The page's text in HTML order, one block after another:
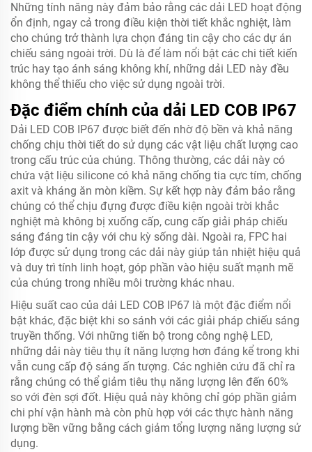
Những tính năng này đảm bảo rằng các dải LED hoạt động
ổn định, ngay cả trong điều kiện thời tiết khắc nghiệt, làm
cho chúng trở thành lựa chọn đáng tin cậy cho các dự án
chiếu sáng ngoài trời. Dù là để làm nổi bật các chi tiết kiến
trúc hay tạo ánh sáng không khí, những dải LED này đều
không thể thiếu cho việc sử dụng ngoài trời.
Đặc điểm chính của dải LED COB IP67
Dải LED COB IP67 được biết đến nhờ độ bền và khả năng
chống chịu thời tiết do sử dụng các vật liệu chất lượng cao
trong cấu trúc của chúng. Thông thường, các dải này có
chứa vật liệu silicone có khả năng chống tia cực tím, chống
axit và kháng ăn mòn kiềm. Sự kết hợp này đảm bảo rằng
chúng có thể chịu đựng được điều kiện ngoài trời khắc
nghiệt mà không bị xuống cấp, cung cấp giải pháp chiếu
sáng đáng tin cậy với chu kỳ sống dài. Ngoài ra, FPC hai
lớp được sử dụng trong các dải này giúp tản nhiệt hiệu quả
và duy trì tính linh hoạt, góp phần vào hiệu suất mạnh mẽ
của chúng trong nhiều môi trường khác nhau.
Hiệu suất cao của dải LED COB IP67 là một đặc điểm nổi
bật khác, đặc biệt khi so sánh với các giải pháp chiếu sáng
truyền thống. Với những tiến bộ trong công nghệ LED,
những dải này tiêu thụ ít năng lượng hơn đáng kể trong khi
vẫn cung cấp độ sáng ấn tượng. Các nghiên cứu đã chỉ ra
rằng chúng có thể giảm tiêu thụ năng lượng lên đến 60%
so với đèn sợi đốt. Hiệu quả này không chỉ góp phần giảm
chi phí vận hành mà còn phù hợp với các thực hành năng
lượng bền vững bằng cách giảm tổng lượng năng lượng sử
dụng.